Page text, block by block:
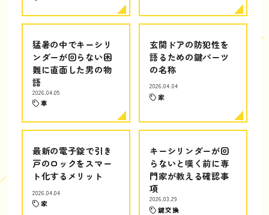
猛暑の中でキーシリ
ンダーが回らない困
難に直面した男の物
語
2026.04.05
車
玄関ドアの防犯性を
語るための鍵パーツ
の名称
2026.04.04
家
最新の電子錠で引き
戸のロックをスマー
ト化するメリット
2026.04.04
家
キーシリンダーが回
らないと嘆く前に専
門家が教える確認事
項
2026.03.29
鍵交換